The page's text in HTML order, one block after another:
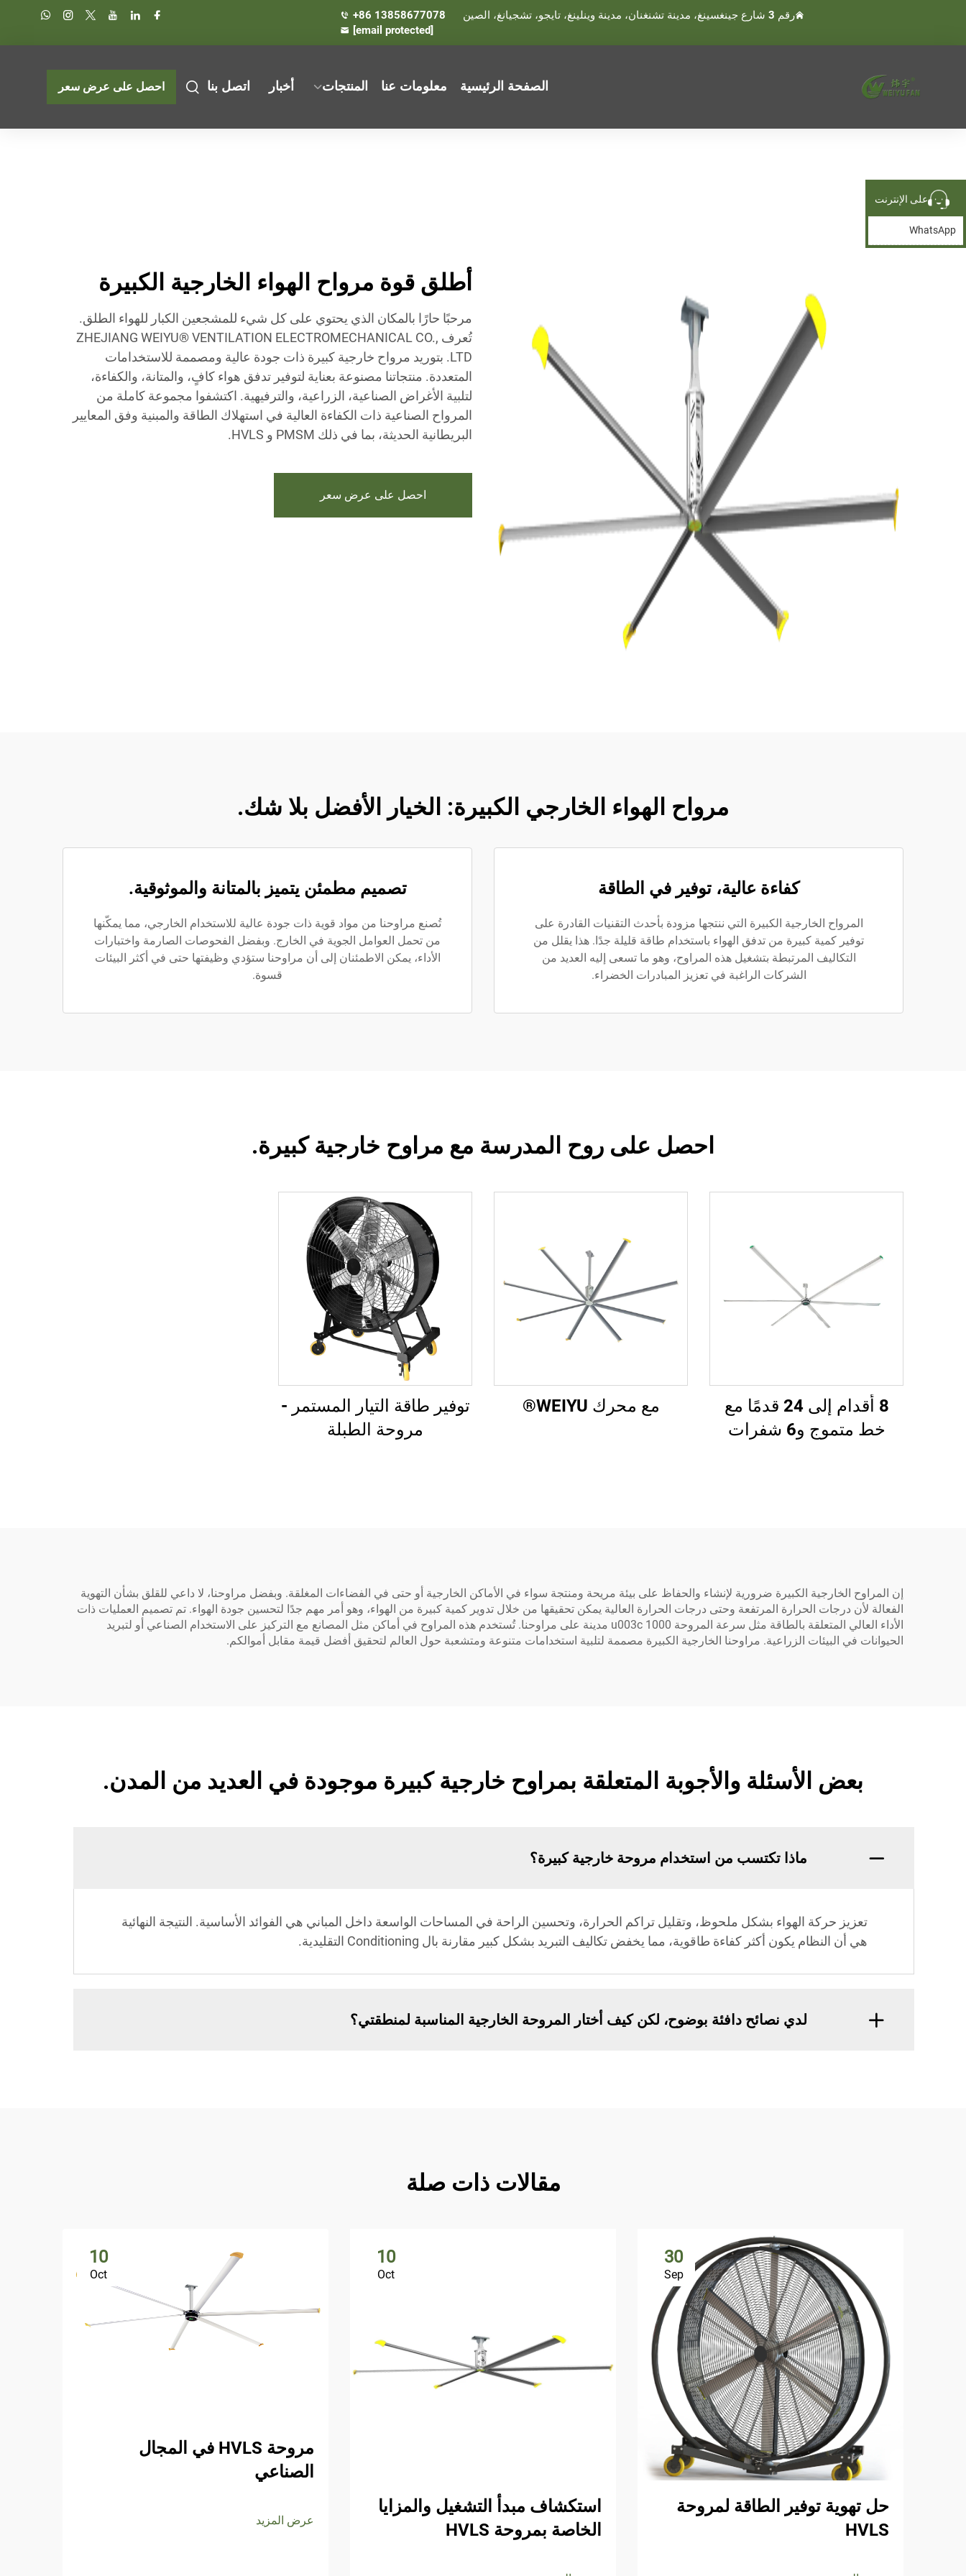
رقم 3 شارع جينغسينغ، مدينة تشنغنان، مدينة وينلينغ، تايجو، تشجيانغ، الصين
+86 13858677078
[email protected]
الصفحة الرئيسية معلومات عنا المنتجات أخبار اتصل بنا احصل على عرض سعر
أطلق قوة مرواح الهواء الخارجية الكبيرة
مرحبًا حارًا بالمكان الذي يحتوي على كل شيء للمشجعين الكبار للهواء الطلق.
تُعرف ZHEJIANG WEIYU® VENTILATION ELECTROMECHANICAL CO.,
LTD. بتوريد مرواح خارجية كبيرة ذات جودة عالية ومصممة للاستخدامات
المتعددة. منتجاتنا مصنوعة بعناية لتوفير تدفق هواء كافٍ، والمتانة، والكفاءة،
لتلبية الأغراض الصناعية، الزراعية، والترفيهية. اكتشفوا مجموعة كاملة من
المرواح الصناعية ذات الكفاءة العالية في استهلاك الطاقة والمبنية وفق المعايير
البريطانية الحديثة، بما في ذلك PMSM و HVLS.
احصل على عرض سعر
مرواح الهواء الخارجي الكبيرة: الخيار الأفضل بلا شك.
كفاءة عالية، توفير في الطاقة
المرواح الخارجية الكبيرة التي ننتجها مزودة بأحدث التقنيات القادرة على
توفير كمية كبيرة من تدفق الهواء باستخدام طاقة قليلة جدًا. هذا يقلل من
التكاليف المرتبطة بتشغيل هذه المراوح، وهو ما تسعى إليه العديد من
الشركات الراغبة في تعزيز المبادرات الخضراء.
تصميم مطمئن يتميز بالمتانة والموثوقية.
تُصنع مراوحنا من مواد قوية ذات جودة عالية للاستخدام الخارجي، مما يمكّنها
من تحمل العوامل الجوية في الخارج. وبفضل الفحوصات الصارمة واختبارات
الأداء، يمكن الاطمئنان إلى أن مراوحنا ستؤدي وظيفتها حتى في أكثر البيئات
قسوة.
احصل على روح المدرسة مع مراوح خارجية كبيرة.
8 أقدام إلى 24 قدمًا مع
خط متموج و6 شفرات
مع محرك WEIYU®
توفير طاقة التيار المستمر -
مروحة الطبلة
إن المراوح الخارجية الكبيرة ضرورية لإنشاء والحفاظ على بيئة مريحة ومنتجة سواء في الأماكن الخارجية أو حتى في الفضاءات المغلقة. وبفضل مراوحنا، لا داعي للقلق بشأن التهوية
الفعالة لأن درجات الحرارة المرتفعة وحتى درجات الحرارة العالية يمكن تحقيقها من خلال تدوير كمية كبيرة من الهواء، وهو أمر مهم جدًا لتحسين جودة الهواء. تم تصميم العمليات ذات
الأداء العالي المتعلقة بالطاقة مثل سرعة المروحة u003c 1000 مدينة على مراوحنا. تُستخدم هذه المراوح في أماكن مثل المصانع مع التركيز على الاستخدام الصناعي أو لتبريد
الحيوانات في البيئات الزراعية. مراوحنا الخارجية الكبيرة مصممة لتلبية استخدامات متنوعة ومتشعبة حول العالم لتحقيق أفضل قيمة مقابل أموالكم.
بعض الأسئلة والأجوبة المتعلقة بمراوح خارجية كبيرة موجودة في العديد من المدن.
ماذا تكتسب من استخدام مروحة خارجية كبيرة؟
تعزيز حركة الهواء بشكل ملحوظ، وتقليل تراكم الحرارة، وتحسين الراحة في المساحات الواسعة داخل المباني هي الفوائد الأساسية. النتيجة النهائية
هي أن النظام يكون أكثر كفاءة طاقوية، مما يخفض تكاليف التبريد بشكل كبير مقارنة بال Conditioning التقليدية.
لدي نصائح دافئة بوضوح، لكن كيف أختار المروحة الخارجية المناسبة لمنطقتي؟
مقالات ذات صلة
30
Sep
حل تهوية توفير الطاقة لمروحة
HVLS
10
Oct
استكشاف مبدأ التشغيل والمزايا
الخاصة بمروحة HVLS
10
Oct
مروحة HVLS في المجال
الصناعي
عرض المزيد
على الإنترنت
WhatsApp